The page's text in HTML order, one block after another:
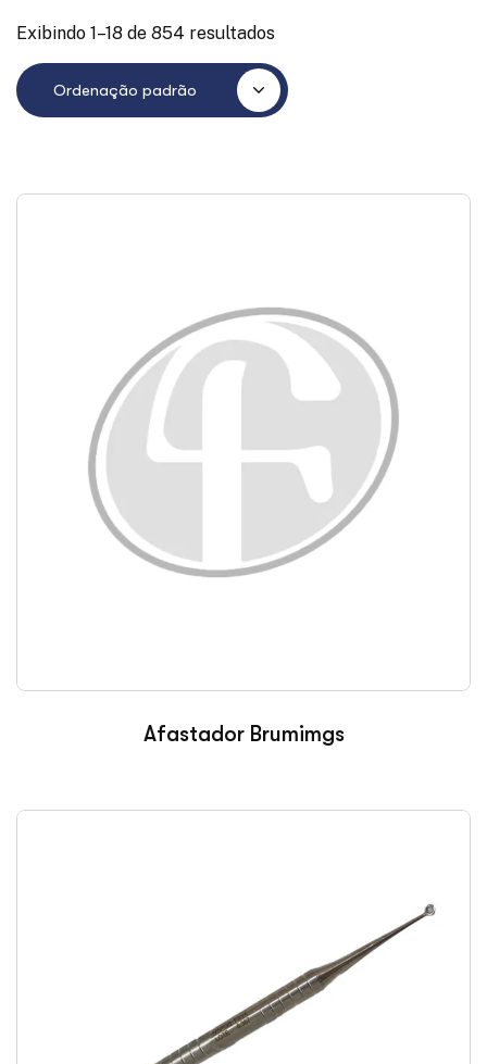
Exibindo 1–18 de 854 resultados
Ordenação padrão
Afastador Brumimgs